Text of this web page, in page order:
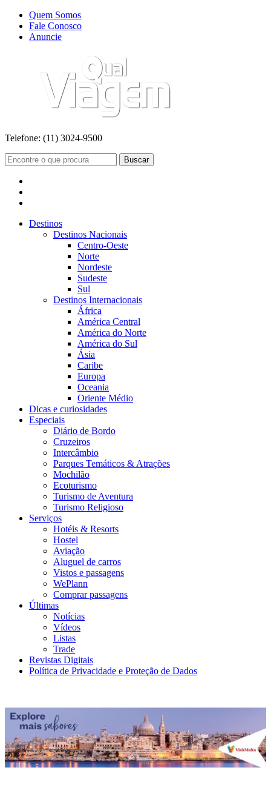
Quem Somos
Fale Conosco
Anuncie
Telefone: (11) 3024-9500
Buscar
Destinos
Destinos Nacionais
Centro-Oeste
Norte
Nordeste
Sudeste
Sul
Destinos Internacionais
África
América Central
América do Norte
América do Sul
Ásia
Caribe
Europa
Oceania
Oriente Médio
Dicas e curiosidades
Especiais
Diário de Bordo
Cruzeiros
Intercâmbio
Parques Temáticos & Atrações
Mochilão
Ecoturismo
Turismo de Aventura
Turismo Religioso
Serviços
Hotéis & Resorts
Hostel
Aviação
Aluguel de carros
Vistos e passagens
WePlann
Comprar passagens
Últimas
Notícias
Vídeos
Listas
Trade
Revistas Digitais
Política de Privacidade e Proteção de Dados